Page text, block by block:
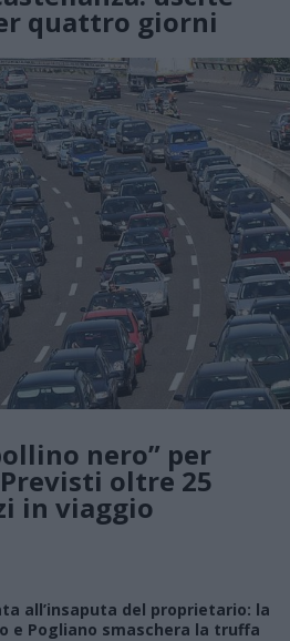
quattro giorni
nero” per
oltre 25
in viaggio
all’insaputa del proprietario: la
e Pogliano smaschera la truffa